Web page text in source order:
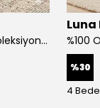
%100 Organik Pamuk Cherry Koleksiyon 3'lü Takım Bordo
Luna
%30
4